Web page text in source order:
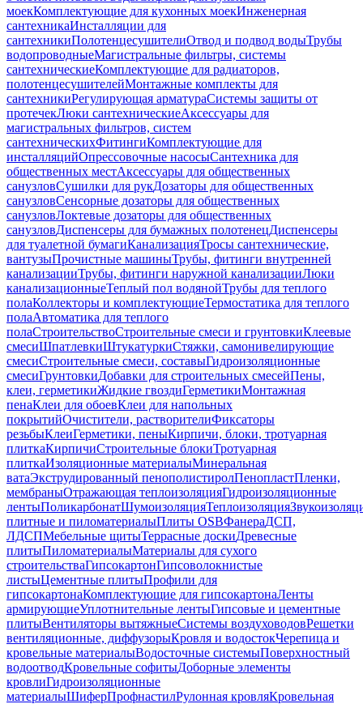
моекКомплектующие для кухонных моекИнженерная
сантехникаИнсталляции для
сантехникиПолотенцесушителиОтвод и подвод водыТрубы
водопроводныеМагистральные фильтры, системы
сантехническиеКомплектующие для радиаторов,
полотенцесушителейМонтажные комплекты для
сантехникиРегулирующая арматураСистемы защиты от
протечекЛюки сантехническиеАксессуары для
магистральных фильтров, систем
сантехническихФитингиКомплектующие для
инсталляцийОпрессовочные насосыСантехника для
общественных местАксессуары для общественных
санузловСушилки для рукДозаторы для общественных
санузловСенсорные дозаторы для общественных
санузловЛоктевые дозаторы для общественных
санузловДиспенсеры для бумажных полотенецДиспенсеры
для туалетной бумагиКанализацияТросы сантехнические,
вантузыПрочистные машиныТрубы, фитинги внутренней
канализацииТрубы, фитинги наружной канализацииЛюки
канализационныеТеплый пол водянойТрубы для теплого
полаКоллекторы и комплектующиеТермостатика для теплого
полаАвтоматика для теплого
полаСтроительствоСтроительные смеси и грунтовкиКлеевые
смесиШпатлевкиШтукатуркиСтяжки, самонивелирующие
смесиСтроительные смеси, составыГидроизоляционные
смесиГрунтовкиДобавки для строительных смесейПены,
клеи, герметикиЖидкие гвоздиГерметикиМонтажная
пенаКлеи для обоевКлеи для напольных
покрытийОчистители, растворителиФиксаторы
резьбыКлеиГерметики, пеныКирпичи, блоки, тротуарная
плиткаКирпичиСтроительные блокиТротуарная
плиткаИзоляционные материалыМинеральная
ватаЭкструдированный пенополистиролПенопластПленки,
мембраныОтражающая теплоизоляцияГидроизоляционные
лентыПоликарбонатШумоизоляцияТеплоизоляция
плитные и пиломатериалыПлиты OSBФанераДСП,
ЛДСПМебельные щитыТеррасные доскиДревесные
плитыПиломатериалыМатериалы для сухого
строительстваГипсокартонГипсоволокнистые
листыЦементные плитыПрофили для
гипсокартонаКомплектующие для гипсокартонаЛенты
армирующиеУплотнительные лентыГипсовые и цементные
плитыВентиляторы вытяжныеСистемы воздуховодовРешетки
вентиляционные, диффузорыКровля и водостокЧерепица и
кровельные материалыВодосточные системыПоверхностный
водоотводКровельные софитыДоборные элементы
кровлиГидроизоляционные
материалыШиферПрофнастилРулонная кровляКровельная